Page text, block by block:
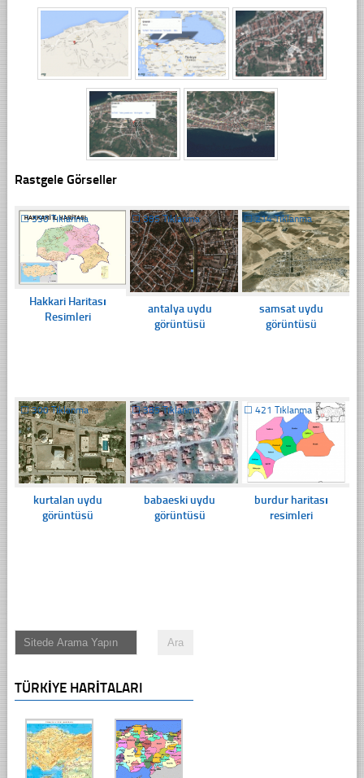
Rastgele Görseller
☐330 Tıklanma
Hakkari Haritası
Resimleri
☐385 Tıklanma
antalya uydu
görüntüsü
☐214 Tıklanma
samsat uydu
görüntüsü
☐300 Tıklanma
kurtalan uydu
görüntüsü
☐385 Tıklanma
babaeski uydu
görüntüsü
☐ 421 Tıklanma
burdur haritası
resimleri
TÜRKIYE HARITALARI